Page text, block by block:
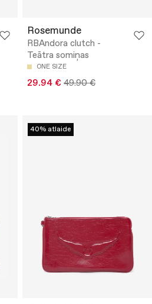
Rosemunde
RBAndora clutch -
Teātra somiņas
ONE SIZE
29.94 € 49.90 €
40% atlaide